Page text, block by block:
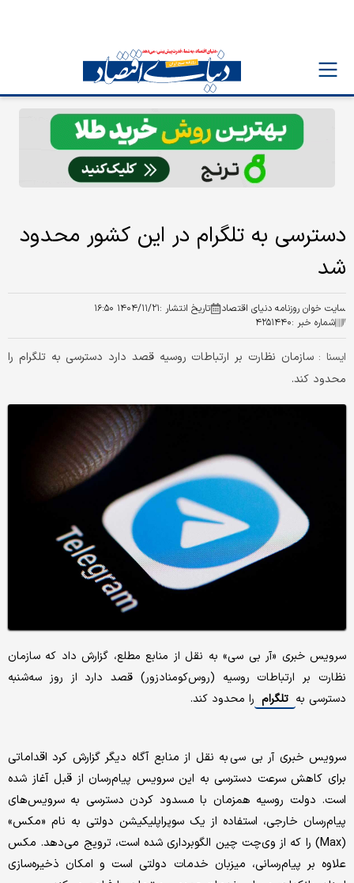
دسترسی به تلگرام در این کشور محدود
شد
سایت خوان روزنامه دنیای اقتصاد تاریخ انتشار :۱۴۰۴/۱۱/۲۱ ۱۶:۵۰
شماره خبر :۴۲۵۱۴۴۰
ایسنا :سازمان نظارت بر ارتباطات روسیه قصد دارد دسترسی به تلگرام را
محدود کند.
سرویس خبری «آر بی سی» به نقل از منابع مطلع، گزارش داد که سازمان
نظارت بر ارتباطات روسیه (روس‌کومنادزور) قصد دارد از روز سه‌شنبه
دسترسی به تلگرام را محدود کند.
سرویس خبری آر بی سیبه نقل از منابع آگاه دیگر گزارش کرد اقداماتی
برای کاهش سرعت دسترسی به این سرویس پیام‌رسان از قبل آغاز شده
است. دولت روسیه همزمان با مسدود کردن دسترسی به سرویس‌های
پیام‌رسان خارجی، استفاده از یک سوپراپلیکیشن دولتی به نام «مکس»
(Max) را که از وی‌چت چین الگوبرداری شده است، ترویج می‌دهد. مکس
علاوه بر پیام‌رسانی، میزبان خدمات دولتی است و امکان ذخیره‌سازی